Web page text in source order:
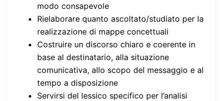
modo consapevole
Rielaborare quanto ascoltato/studiato per la
realizzazione di mappe concettuali
Costruire un discorso chiaro e coerente in
base al destinatario, alla situazione
comunicativa, allo scopo del messaggio e al
tempo a disposizione
Servirsi del lessico specifico per l’analisi